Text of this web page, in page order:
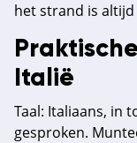
het strand is altijd
Italië
Taal: Italiaans, in
gesproken.